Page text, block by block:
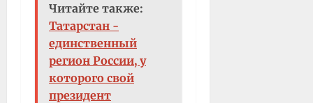
Читайте также:
Татарстан -
единственный
регион России, у
которого свой
президент